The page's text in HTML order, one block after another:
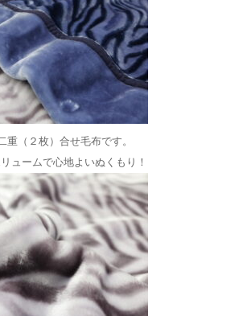
重（２枚）合せ毛布です。
ュームで心地よいぬくもり！